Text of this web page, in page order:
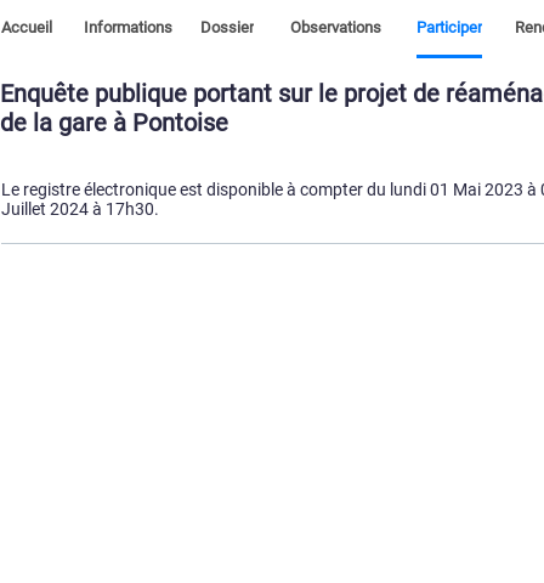
Accueil Informations Dossier Observations Participer
Enquête publique portant sur le projet de
de la gare à Pontoise
Le registre électronique est disponible à compter du lundi 01 Mai 2023 à
Juillet 2024 à 17h30.